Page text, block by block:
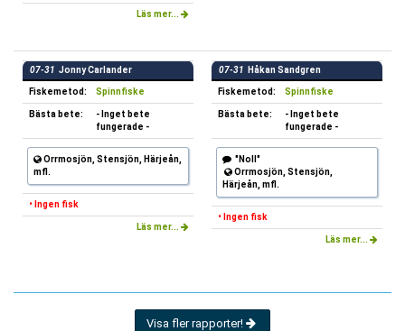
Läs mer...
07-31 Jonny Carlander
Fiskemetod: Spinnfiske
Bästa bete:
- Inget bete
fungerade -
Orrmosjön, Stensjön, Härjeån,
mfl.
• Ingen fisk
Läs mer...
07-31 Håkan Sandgren
Fiskemetod: Spinnfiske
Bästa bete:
- Inget bete
fungerade -
"Noll"
Orrmosjön, Stensjön,
Härjeån, mfl.
• Ingen fisk
Läs mer...
Visa fler rapporter!